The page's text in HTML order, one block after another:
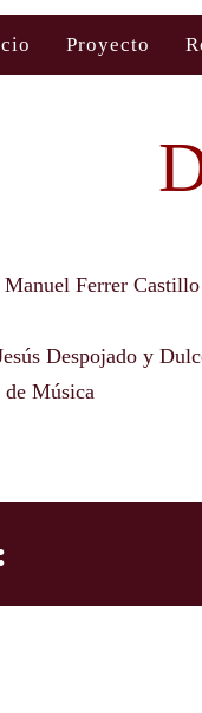
Proyecto
Ferrer Castillo
Despojado y
de Música